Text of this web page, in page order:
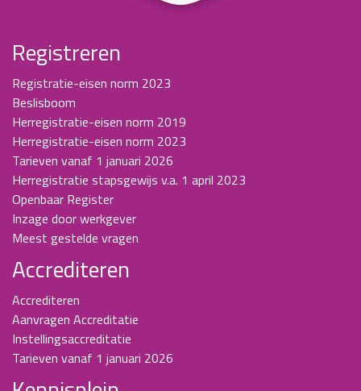
Registreren
Registratie-eisen norm 2023
Beslisboom
Herregistratie-eisen norm 2019
Herregistratie-eisen norm 2023
Tarieven vanaf 1 januari 2026
Herregistratie stapsgewijs v.a. 1 april 2023
Openbaar Register
Inzage door werkgever
Meest gestelde vragen
Accrediteren
Accrediteren
Aanvragen Accreditatie
Instellingsaccreditatie
Tarieven vanaf 1 januari 2026